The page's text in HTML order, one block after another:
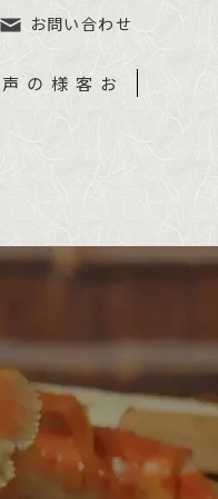
お問い合わせ
お客様の声